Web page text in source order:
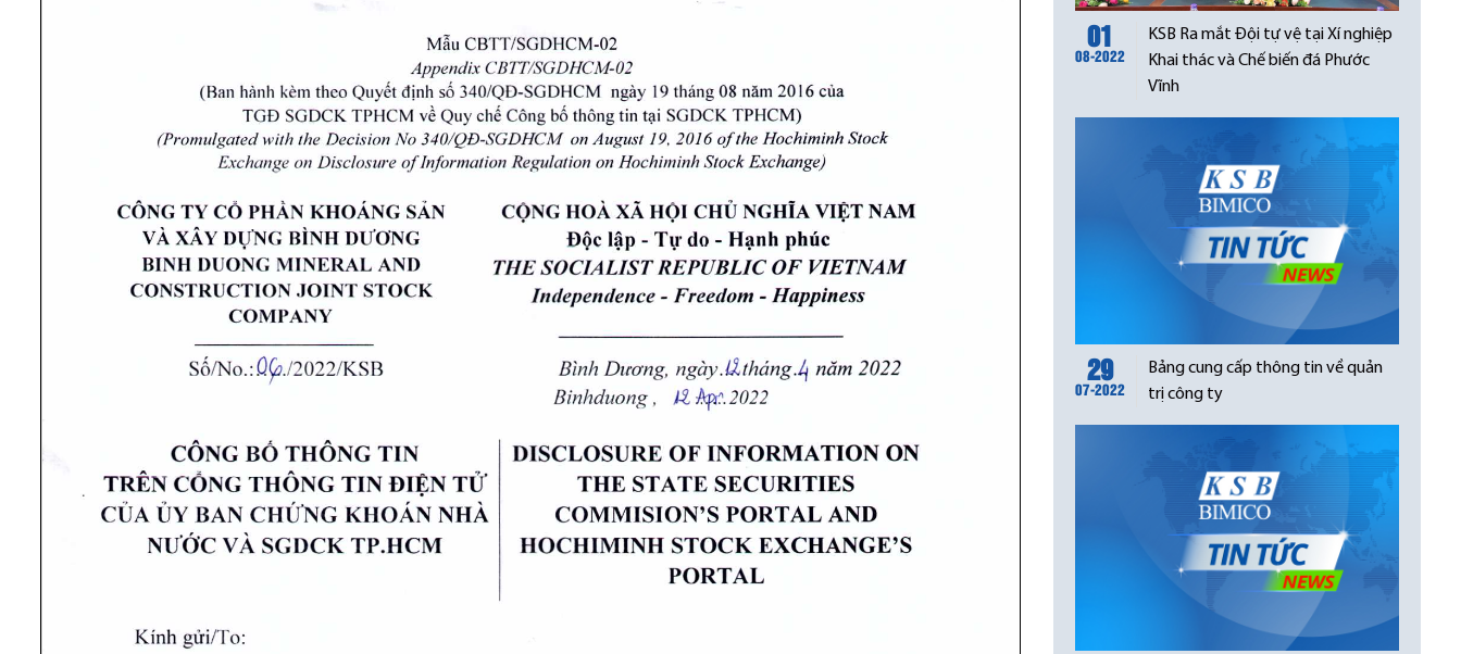
01
08-2022
KSB Ra mắt Đội tự vệ tại Xí nghiệp
Khai thác và Chế biến đá Phước
Vĩnh
29
07-2022
Bảng cung cấp thông tin về quản
trị công ty